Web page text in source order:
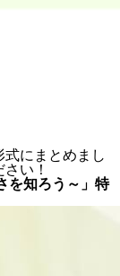
にまとめまし
い！
を知ろう～」特